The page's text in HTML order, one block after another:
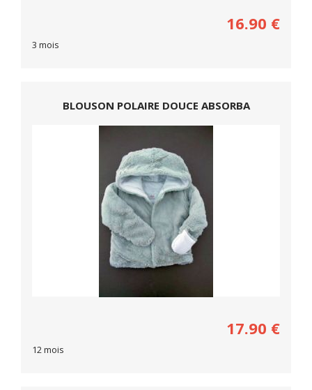
16.90 €
3 mois
BLOUSON POLAIRE DOUCE ABSORBA
17.90 €
12 mois